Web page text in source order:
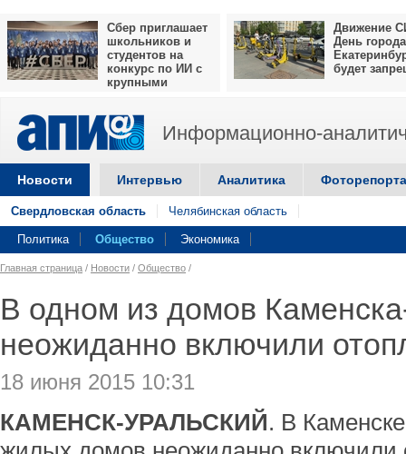
Сбер приглашает
школьников и
студентов на
конкурс по ИИ с
крупными
Движение
День города
будет
Информационно-
Новости Интервью Аналитика
Свердловская область Челябинская область
Политика Общество Экономика
Главная страница / Новости / Общество /
В одном из домов
неожиданно включили
18 июня 2015 10:31
КАМЕНСК-УРАЛЬСКИЙ. В